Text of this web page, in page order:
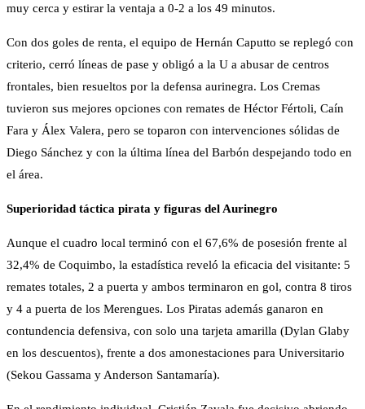
muy cerca y estirar la ventaja a 0-2 a los 49 minutos.
Con dos goles de renta, el equipo de Hernán Caputto se replegó con
criterio, cerró líneas de pase y obligó a la U a abusar de centros
frontales, bien resueltos por la defensa aurinegra. Los Cremas
tuvieron sus mejores opciones con remates de Héctor Fértoli, Caín
Fara y Álex Valera, pero se toparon con intervenciones sólidas de
Diego Sánchez y con la última línea del Barbón despejando todo en
el área.
Superioridad táctica pirata y figuras del Aurinegro
Aunque el cuadro local terminó con el 67,6% de posesión frente al
32,4% de Coquimbo, la estadística reveló la eficacia del visitante: 5
remates totales, 2 a puerta y ambos terminaron en gol, contra 8 tiros
y 4 a puerta de los Merengues. Los Piratas además ganaron en
contundencia defensiva, con solo una tarjeta amarilla (Dylan Glaby
en los descuentos), frente a dos amonestaciones para Universitario
(Sekou Gassama y Anderson Santamaría).